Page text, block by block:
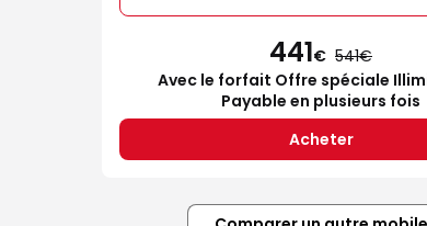
441€ 541
Avec le forfait Offre spéciale
Payable en plusieurs fois
Acheter